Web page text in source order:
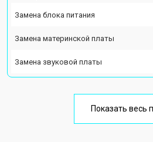
Замена блока питания
Замена материнской платы
Замена звуковой платы
Показать весь